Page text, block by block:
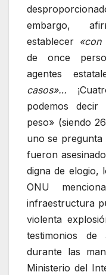
embargo,
establecer «con
de once
agentes
casos»…
podemos
peso» (siendo
uno se pregunta
fueron
digna de elogio,
ONU
infraestructura
violenta
testimonios de
durante las
Ministerio del